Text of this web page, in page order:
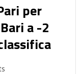
per
a -2